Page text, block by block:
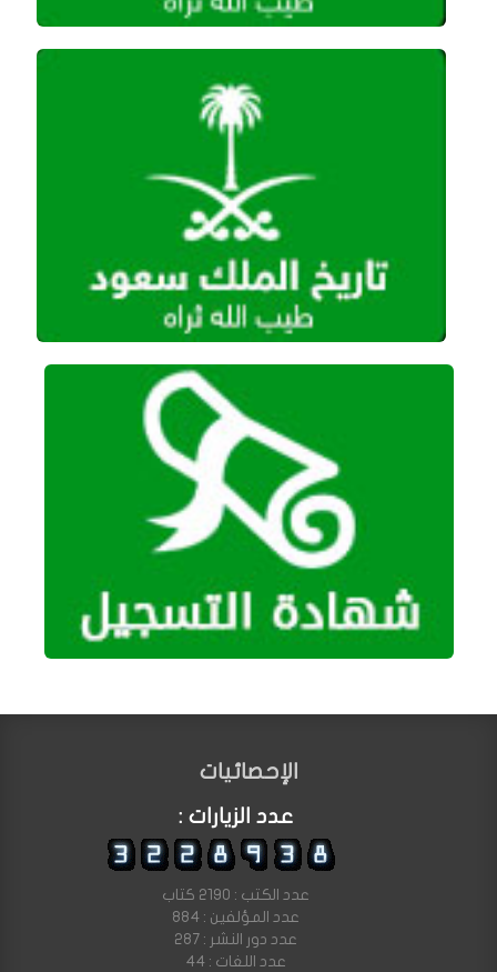
الإحصائيات
عدد الزيارات :
عدد الكتب : 2190 كتاب
عدد المؤلفين : 884
عدد دور النشر : 287
عدد اللغات : 44